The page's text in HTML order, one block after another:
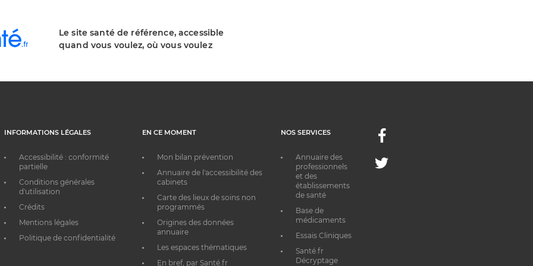
Le site santé de référence, accessible
quand vous voulez, où vous voulez
INFORMATIONS LÉGALES
Accessibilité : conformité
partielle
Conditions générales
d'utilisation
Crédits
Mentions légales
Politique de confidentialité
EN CE MOMENT
Mon bilan prévention
Annuaire de l'accessibilité des
cabinets
Carte des lieux de soins non
programmés
Origines des données
annuaire
Les espaces thématiques
En bref, par Santé.fr
NOS SERVICES
Annuaire des
professionnels
et des
établissements
de santé
Base de
médicaments
Essais Cliniques
Santé.fr
Décryptage
Facebook
Twitter